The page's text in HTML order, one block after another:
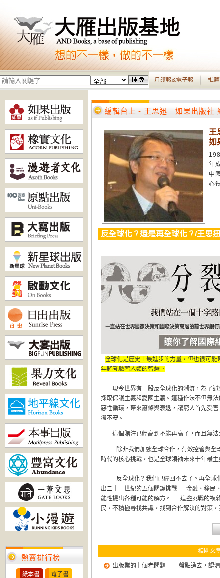
月讀報&電子報 推
熱賣排行榜
紙本書 電子書
編輯台上 - 王思迅 如果出版社
王
如
年
中
心
反全球化？還是再全球化？/王思迅
全球化是歷史上最進步的力量，但也很可
年將考驗著人類的智慧。
現今世界有一股反全球化的潮流，為了避
採取保護主義和愛國主義。這種作法不但無
惡性循環，帶來蕭條與衰退，讓窮人首先受
盪不安。
這個賭注已經高到不能再高了，而且無法
除非我們加強全球合作，有效控管與
時代的核心挑戰，也是全球領袖未來十年最
反全球化？我們已經回不去了。再全
出二十一世紀的五個關鍵挑戰──金融、移民
能性提出各種可能的解方。──這些挑戰的複
民，不積極尋找共識，找到合作解決的對策
相關文
出版業的十個老問題 ——盤點過去，認